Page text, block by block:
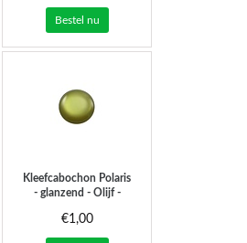
Bestel nu
Kleefcabochon Polaris
- glanzend - Olijf -
€1,00